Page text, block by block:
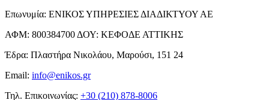
Επωνυμία: ΕΝΙΚΟΣ ΥΠΗΡΕΣΙΕΣ ΔΙΑΔΙΚΤΥΟΥ ΑΕ
ΑΦΜ: 800384700 ΔΟΥ: ΚΕΦΟΔΕ ΑΤΤΙΚΗΣ
Έδρα: Πλαστήρα Νικολάου, Μαρούσι, 151 24
Email: info@enikos.gr
Τηλ. Επικοινωνίας: +30 (210) 878-8006